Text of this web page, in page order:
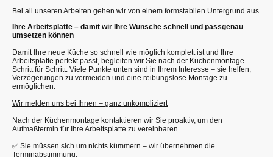
Bei all unseren Arbeiten gehen wir von einem formstabilen Untergrund aus.
Ihre Arbeitsplatte – damit wir Ihre Wünsche schnell und passgenau
umsetzen können
Damit Ihre neue Küche so schnell wie möglich komplett ist und Ihre
Arbeitsplatte perfekt passt, begleiten wir Sie nach der Küchenmontage
Schritt für Schritt. Viele Punkte unten sind in Ihrem Interesse – sie helfen,
Verzögerungen zu vermeiden und eine reibungslose Montage zu
ermöglichen.
Wir melden uns bei Ihnen – ganz unkompliziert
Nach der Küchenmontage kontaktieren wir Sie proaktiv, um den
Aufmaßtermin für Ihre Arbeitsplatte zu vereinbaren.
✅ Sie müssen sich um nichts kümmern – wir übernehmen die
Terminabstimmung.